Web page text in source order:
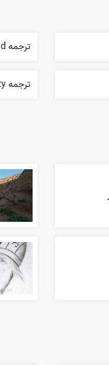
ترجمه humankind
ترجمه active safety